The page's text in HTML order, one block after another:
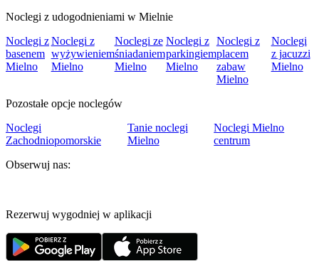
Noclegi z udogodnieniami w Mielnie
Noclegi z
basenem
Mielno
Noclegi z
wyżywieniem
Mielno
Noclegi ze
śniadaniem
Mielno
Noclegi z
parkingiem
Mielno
Noclegi z
placem
zabaw
Mielno
Noclegi
z jacuzzi
Mielno
Pozostałe opcje noclegów
Noclegi
Zachodniopomorskie
Tanie noclegi
Mielno
Noclegi Mielno
centrum
Obserwuj nas:
Rezerwuj wygodniej w aplikacji